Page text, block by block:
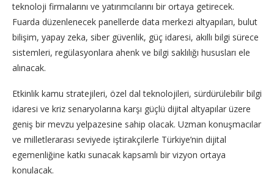
teknoloji firmalarını ve yatırımcılarını bir ortaya getirecek.
Fuarda düzenlenecek panellerde data merkezi altyapıları, bulut
bilişim, yapay zeka, siber güvenlik, güç idaresi, akıllı bilgi sürece
sistemleri, regülasyonlara ahenk ve bilgi saklılığı hususları ele
alınacak.
Etkinlik kamu stratejileri, özel dal teknolojileri, sürdürülebilir bilgi
idaresi ve kriz senaryolarına karşı güçlü dijital altyapılar üzere
geniş bir mevzu yelpazesine sahip olacak. Uzman konuşmacılar
ve milletlerarası seviyede iştirakçilerle Türkiye’nin dijital
egemenliğine katkı sunacak kapsamlı bir vizyon ortaya
konulacak.